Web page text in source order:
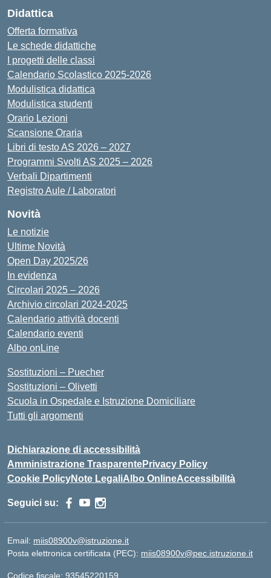
Didattica
Offerta formativa
Le schede didattiche
I progetti delle classi
Calendario Scolastico 2025-2026
Modulistica didattica
Modulistica studenti
Orario Lezioni
Scansione Oraria
Libri di testo AS 2026 – 2027
Programmi Svolti AS 2025 – 2026
Verbali Dipartimenti
Registro Aule / Laboratori
Novità
Le notizie
Ultime Novità
Open Day 2025/26
In evidenza
Circolari 2025 – 2026
Archivio circolari 2024-2025
Calendario attività docenti
Calendario eventi
Albo onLine
Sostituzioni – Puecher
Sostituzioni – Olivetti
Scuola in Ospedale e Istruzione Domiciliare
Tutti gli argomenti
Dichiarazione di accessibilità
Amministrazione TrasparentePrivacy Policy
Cookie PolicyNote LegaliAlbo OnlineAccessibilità
Seguici su:
Email: miis08900v@istruzione.it
Posta elettronica certificata (PEC): miis08900v@pec.istruzione.it
Codice fiscale: 93545220159